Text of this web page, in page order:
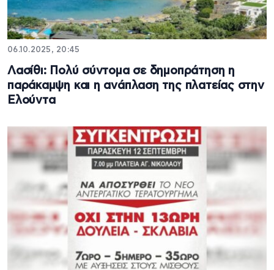
06.10.2025, 20:45
Λασίθι: Πολύ σύντομα σε δημοπράτηση η
παράκαμψη και η ανάπλαση της πλατείας στην
Ελούντα